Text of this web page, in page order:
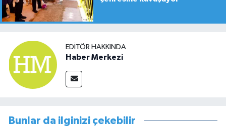
EDITÖR HAKKINDA
Haber Merkezi
Bunlar da ilginizi çekebilir